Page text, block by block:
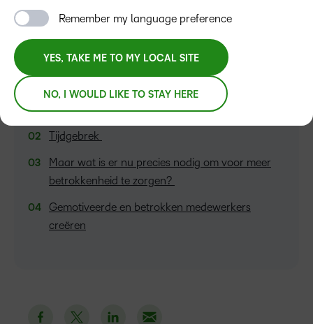
Het probleem van medewerkersbetrokkenheid
Tijdgebrek
Maar wat is er nu precies nodig om voor meer
betrokkenheid te zorgen?
Gemotiveerde en betrokken medewerkers
creëren
Remember my language preference
YES, TAKE ME TO MY LOCAL SITE
NO, I WOULD LIKE TO STAY HERE